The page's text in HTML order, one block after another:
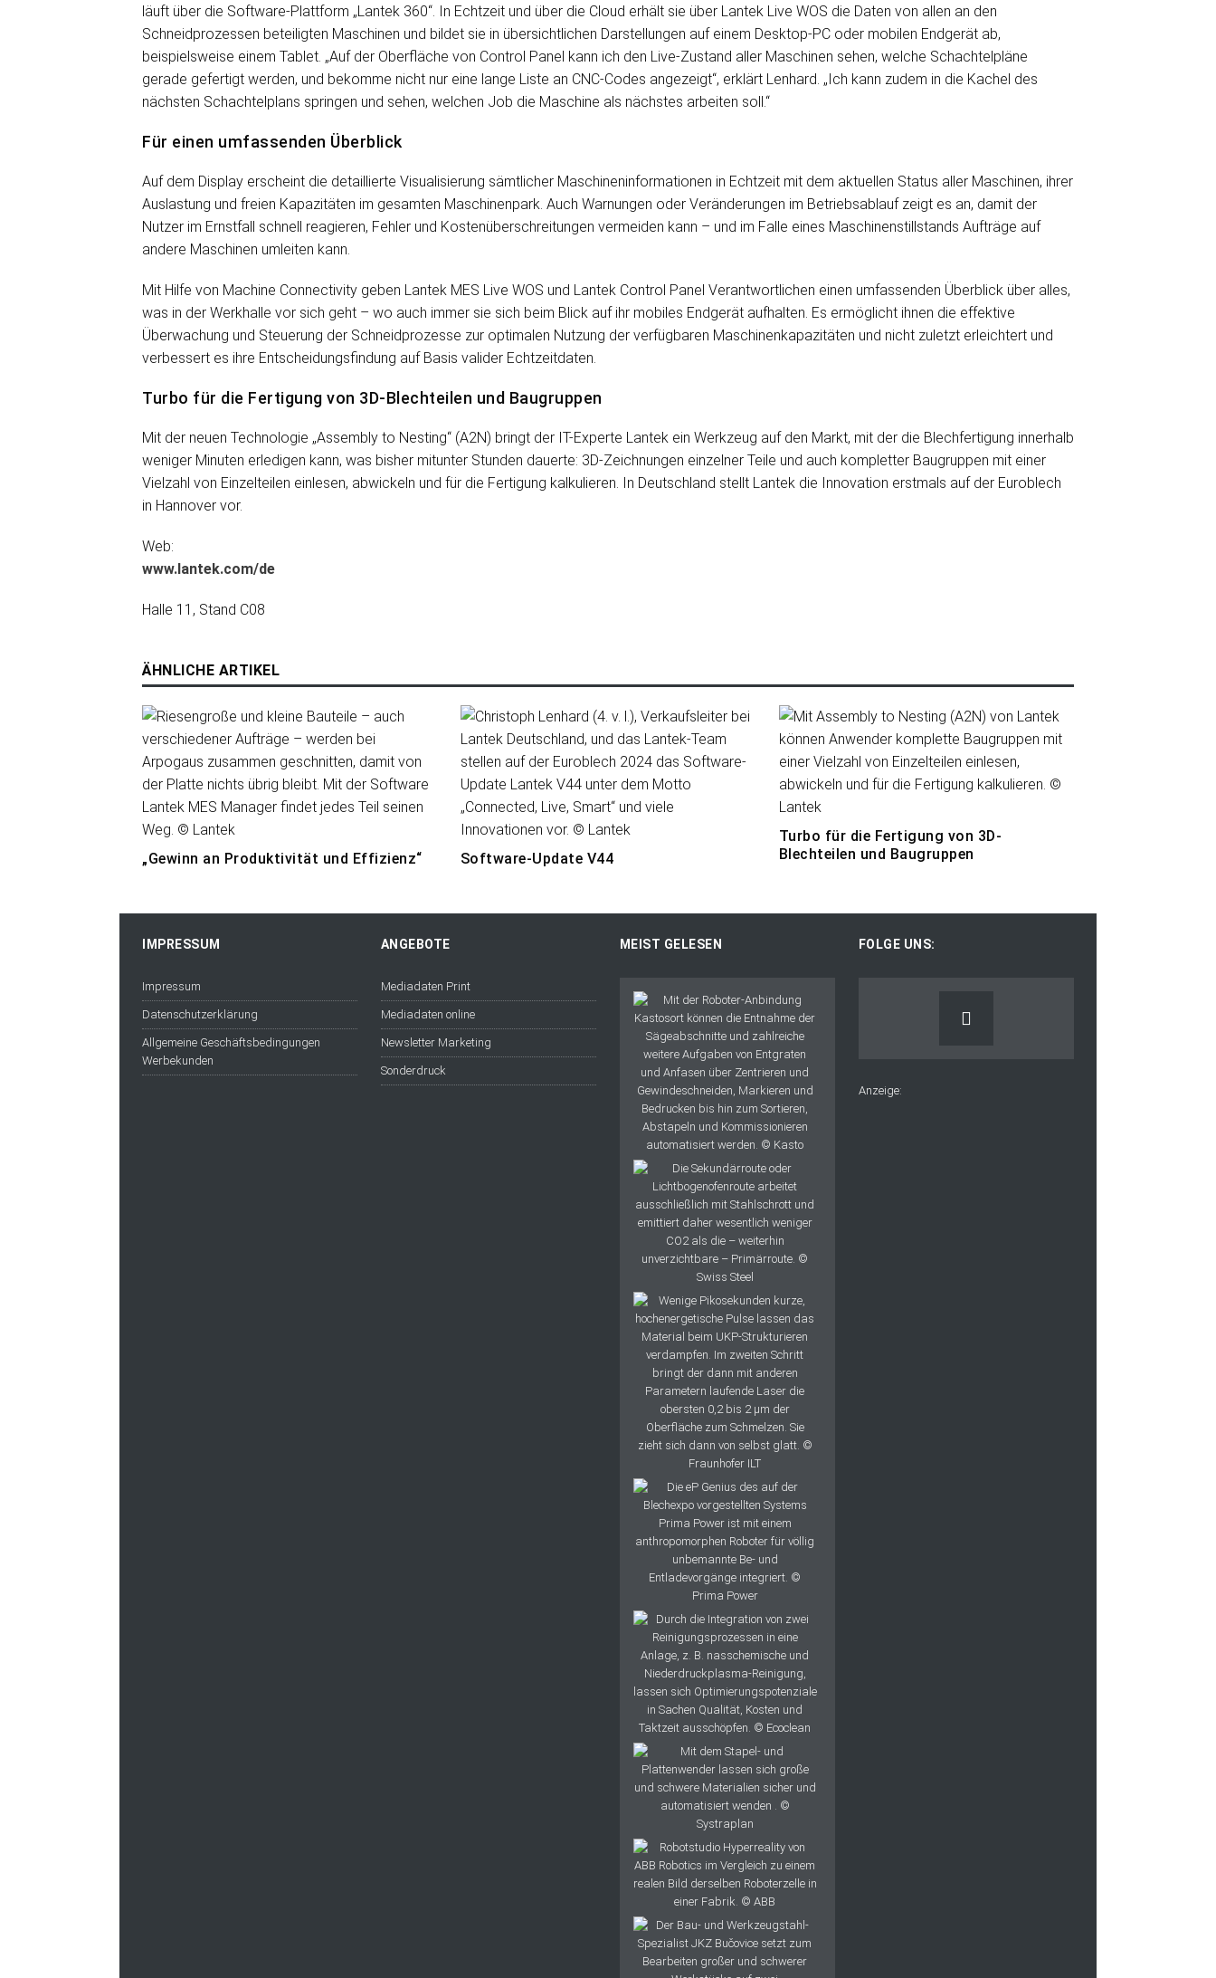
läuft über die Software-Plattform „Lantek 360“. In Echtzeit und über die Cloud erhält sie über Lantek Live WOS die Daten von allen an den
Schneidprozessen beteiligten Maschinen und bildet sie in übersichtlichen Darstellungen auf einem Desktop-PC oder mobilen Endgerät ab,
beispielsweise einem Tablet. „Auf der Oberfläche von Control Panel kann ich den Live-Zustand aller Maschinen sehen, welche Schachtelpläne
gerade gefertigt werden, und bekomme nicht nur eine lange Liste an CNC-Codes angezeigt“, erklärt Lenhard. „Ich kann zudem in die Kachel des
nächsten Schachtelplans springen und sehen, welchen Job die Maschine als nächstes arbeiten soll.“
Für einen umfassenden Überblick
Auf dem Display erscheint die detaillierte Visualisierung sämtlicher Maschineninformationen in Echtzeit mit dem aktuellen Status aller Maschinen, ihrer
Auslastung und freien Kapazitäten im gesamten Maschinenpark. Auch Warnungen oder Veränderungen im Betriebsablauf zeigt es an, damit der
Nutzer im Ernstfall schnell reagieren, Fehler und Kostenüberschreitungen vermeiden kann – und im Falle eines Maschinenstillstands Aufträge auf
andere Maschinen umleiten kann.
Mit Hilfe von Machine Connectivity geben Lantek MES Live WOS und Lantek Control Panel Verantwortlichen einen umfassenden Überblick über alles,
was in der Werkhalle vor sich geht – wo auch immer sie sich beim Blick auf ihr mobiles Endgerät aufhalten. Es ermöglicht ihnen die effektive
Überwachung und Steuerung der Schneidprozesse zur optimalen Nutzung der verfügbaren Maschinenkapazitäten und nicht zuletzt erleichtert und
verbessert es ihre Entscheidungsfindung auf Basis valider Echtzeitdaten.
Turbo für die Fertigung von 3D-Blechteilen und Baugruppen
Mit der neuen Technologie „Assembly to Nesting“ (A2N) bringt der IT-Experte Lantek ein Werkzeug auf den Markt, mit der die Blechfertigung innerhalb
weniger Minuten erledigen kann, was bisher mitunter Stunden dauerte: 3D-Zeichnungen einzelner Teile und auch kompletter Baugruppen mit einer
Vielzahl von Einzelteilen einlesen, abwickeln und für die Fertigung kalkulieren. In Deutschland stellt Lantek die Innovation erstmals auf der Euroblech
in Hannover vor.
Web:
www.lantek.com/de
Halle 11, Stand C08
ÄHNLICHE ARTIKEL
„Gewinn an Produktivität und Effizienz“ Software-Update V44
Turbo für die Fertigung von 3D-
Blechteilen und Baugruppen
IMPRESSUM
Impressum
Datenschutzerklärung
Allgemeine Geschäftsbedingungen
Werbekunden
ANGEBOTE
Mediadaten Print
Mediadaten online
Newsletter Marketing
Sonderdruck
MEIST GELESEN FOLGE UNS:
Anzeige: